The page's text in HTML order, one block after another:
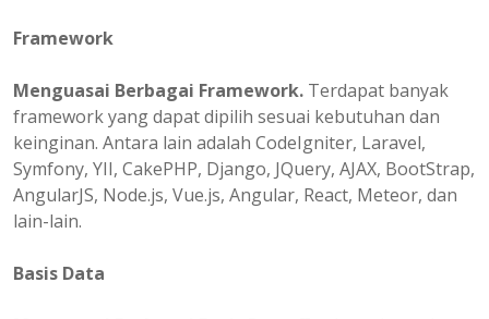
Framework
Menguasai Berbagai Framework. Terdapat banyak
framework yang dapat dipilih sesuai kebutuhan dan
keinginan. Antara lain adalah CodeIgniter, Laravel,
Symfony, YII, CakePHP, Django, JQuery, AJAX, BootStrap,
AngularJS, Node.js, Vue.js, Angular, React, Meteor, dan
lain-lain.
Basis Data